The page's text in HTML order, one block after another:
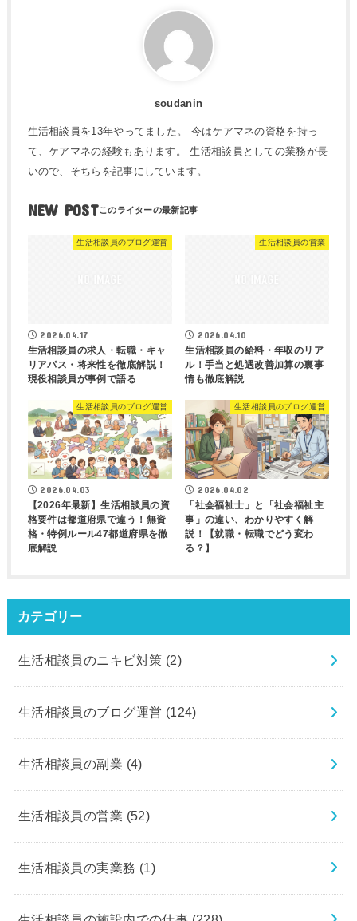
soudanin
生活相談員を13年やってました。 今はケアマネの資格を持っ
て、ケアマネの経験もあります。 生活相談員としての業務が長
いので、そちらを記事にしています。
NEW POST
生活相談員のブログ運営
2026.04.17
生活相談員の求人・転職・キャ
リアパス・将来性を徹底解説！
現役相談員が事例で語る
生活相談員の営業
2026.04.10
生活相談員の給料・年収のリア
ル！手当と処遇改善加算の裏事
情も徹底解説
生活相談員のブログ運営
2026.04.03
【2026年最新】生活相談員の資
格要件は都道府県で違う！無資
格・特例ルール47都道府県を徹
底解説
生活相談員のブログ運営
2026.04.02
「社会福祉士」と「社会福祉主
事」の違い、わかりやすく解
説！【就職・転職でどう変わ
る？】
カテゴリー
生活相談員のニキビ対策 (2)
生活相談員のブログ運営 (124)
生活相談員の副業 (4)
生活相談員の営業 (52)
生活相談員の実業務 (1)